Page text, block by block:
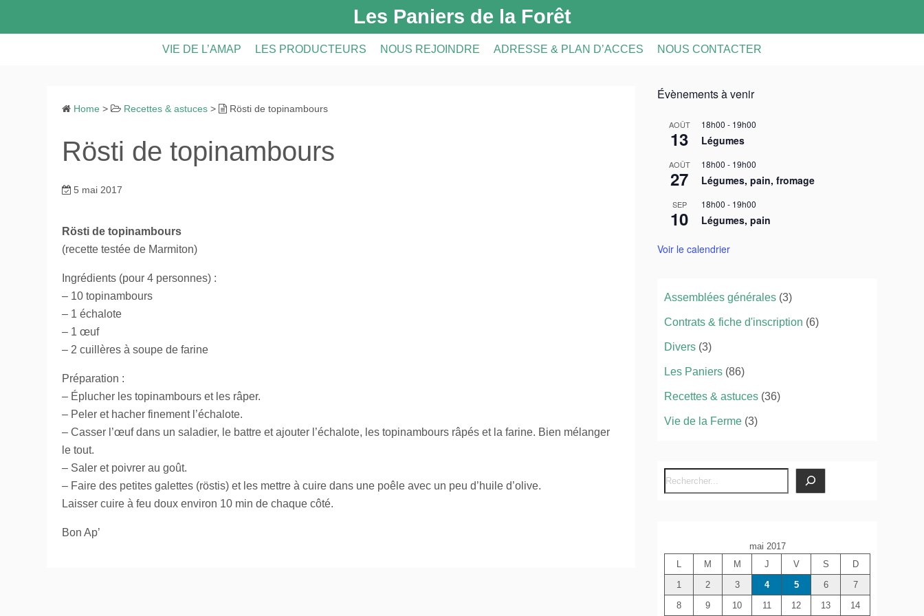
Les Paniers de la Forêt
VIE DE L’AMAP
CONTRATS & FICHE D’INSCRIPTION
ASSEMBLEES GENERALES
LES PRODUCTEURS
VIE DE LA FERME
NOUS REJOINDRE ADRESSE & PLAN D’ACCES NOUS CONTACTER
Home > Recettes & astuces > Rösti de topinambours
Rösti de topinambours
5 mai 2017
Rösti de topinambours
(recette testée de Marmiton)
Ingrédients (pour 4 personnes) :
– 10 topinambours
– 1 échalote
– 1 œuf
– 2 cuillères à soupe de farine
Préparation :
– Éplucher les topinambours et les râper.
– Peler et hacher finement l’échalote.
– Casser l’œuf dans un saladier, le battre et ajouter l’échalote, les topinambours râpés et la farine. Bien mélanger
le tout.
– Saler et poivrer au goût.
– Faire des petites galettes (röstis) et les mettre à cuire dans une poêle avec un peu d’huile d’olive.
Laisser cuire à feu doux environ 10 min de chaque côté.
Bon Ap’
Évènements à venir
AOÛT
13
18h00 - 19h00
Légumes
AOÛT
27
18h00 - 19h00
Légumes, pain, fromage
SEP
10
18h00 - 19h00
Légumes, pain
Voir le calendrier
Assemblées générales (3)
Contrats & fiche d'inscription (6)
Divers (3)
Les Paniers (86)
Recettes & astuces (36)
Vie de la Ferme (3)
R
e
mai 2017
L
M M J V S
D
1
2 3 4 5 6
7
8
9 10 11 12 13 14